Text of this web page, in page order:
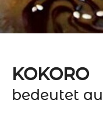
KOKORO
bedeutet